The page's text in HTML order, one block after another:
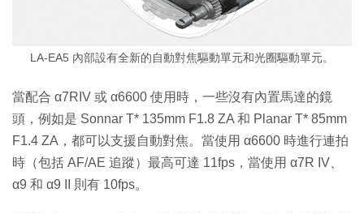
LA-EA5 內部設有全新的自動對焦驅動單元和光圈驅動單元。
當配合 α7RIV 或 α6600 使用時，一些沒有內置馬達的鏡
頭，例如是 Sonnar T* 135mm F1.8 ZA 和 Planar T* 85mm
F1.4 ZA，都可以支援自動對焦。當使用 α6600 時進行連拍
時（包括 AF/AE 追蹤）最高可達 11fps，當使用 α7R IV、
α9 和 α9 II 則有 10fps。